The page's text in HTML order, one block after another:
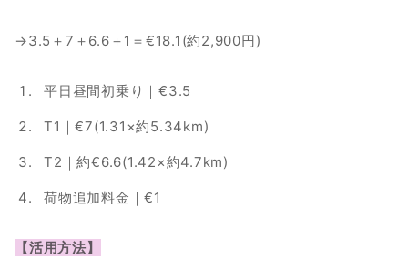
→3.5＋7＋6.6＋1＝€18.1(約2,900円)
平日昼間初乗り｜€3.5
T1｜€7(1.31×約5.34km)
T2｜約€6.6(1.42×約4.7km)
荷物追加料金｜€1
【活用方法】